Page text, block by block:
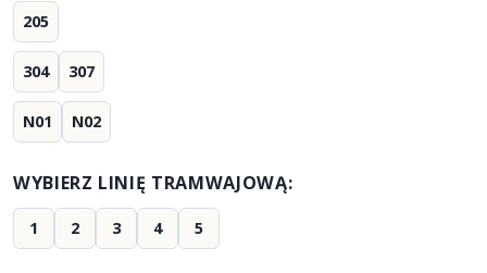
205
304 307
N01 N02
WYBIERZ LINIĘ TRAMWAJOWĄ:
1 2 3 4 5